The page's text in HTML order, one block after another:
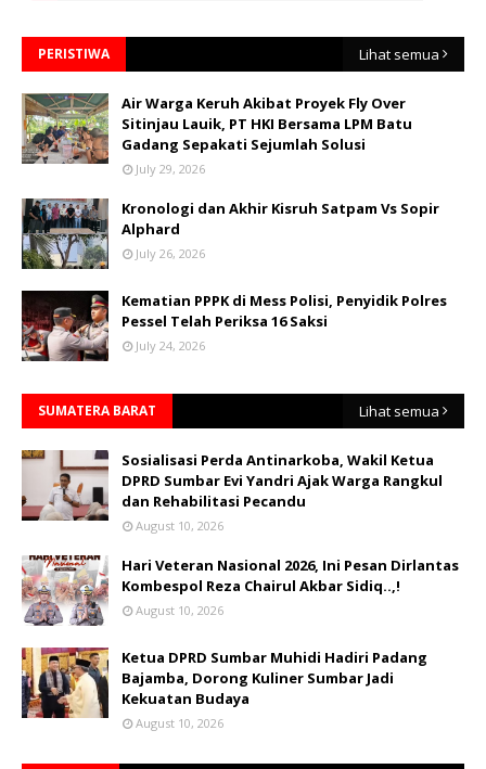
PERISTIWA Lihat semua
Air Warga Keruh Akibat Proyek Fly Over
Sitinjau Lauik, PT HKI Bersama LPM Batu
Gadang Sepakati Sejumlah Solusi
July 29, 2026
Kronologi dan Akhir Kisruh Satpam Vs Sopir
Alphard
July 26, 2026
Kematian PPPK di Mess Polisi, Penyidik Polres
Pessel Telah Periksa 16 Saksi
July 24, 2026
SUMATERA BARAT Lihat semua
Sosialisasi Perda Antinarkoba, Wakil Ketua
DPRD Sumbar Evi Yandri Ajak Warga Rangkul
dan Rehabilitasi Pecandu
August 10, 2026
Hari Veteran Nasional 2026, Ini Pesan Dirlantas
Kombespol Reza Chairul Akbar Sidiq..,!
August 10, 2026
Ketua DPRD Sumbar Muhidi Hadiri Padang
Bajamba, Dorong Kuliner Sumbar Jadi
Kekuatan Budaya
August 10, 2026